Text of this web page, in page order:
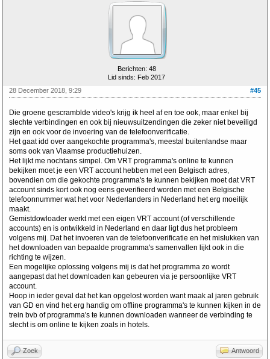
Berichten: 48
Lid sinds: Feb 2017
#45
28 December 2018, 9:29
Die groene gescramblde video's krijg ik heel af en toe ook, maar enkel bij
slechte verbindingen en ook bij nieuwsuitzendingen die zeker niet beveiligd
zijn en ook voor de invoering van de telefoonverificatie.
Het gaat idd over aangekochte programma's, meestal buitenlandse maar
soms ook van Vlaamse productiehuizen.
Het lijkt me nochtans simpel. Om VRT programma's online te kunnen
bekijken moet je een VRT account hebben met een Belgisch adres,
bovendien om die gekochte programma's te kunnen bekijken moet dat VRT
account sinds kort ook nog eens geverifieerd worden met een Belgische
telefoonnummer wat het voor Nederlanders in Nederland het erg moeilijk
maakt.
Gemistdowloader werkt met een eigen VRT account (of verschillende
accounts) en is ontwikkeld in Nederland en daar ligt dus het probleem
volgens mij. Dat het invoeren van de telefoonverificatie en het mislukken van
het downloaden van bepaalde programma's samenvallen lijkt ook in die
richting te wijzen.
Een mogelijke oplossing volgens mij is dat het programma zo wordt
aangepast dat het downloaden kan gebeuren via je persoonlijke VRT
account.
Hoop in ieder geval dat het kan opgelost worden want maak al jaren gebruik
van GD en vind het erg handig om offline programma's te kunnen kijken in de
trein bvb of programma's te kunnen downloaden wanneer de verbinding te
slecht is om online te kijken zoals in hotels.
Zoek Antwoord